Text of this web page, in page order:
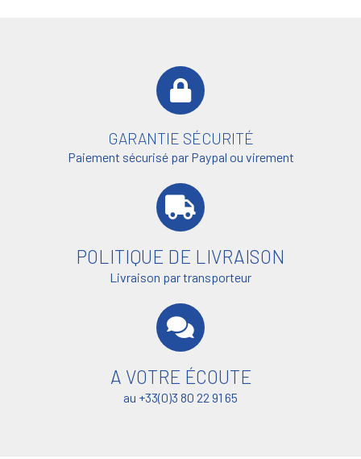
GARANTIE SÉCURITÉ
Paiement sécurisé par Paypal ou virement
POLITIQUE DE LIVRAISON
Livraison par transporteur
A VOTRE ÉCOUTE
au +33(0)3 80 22 91 65